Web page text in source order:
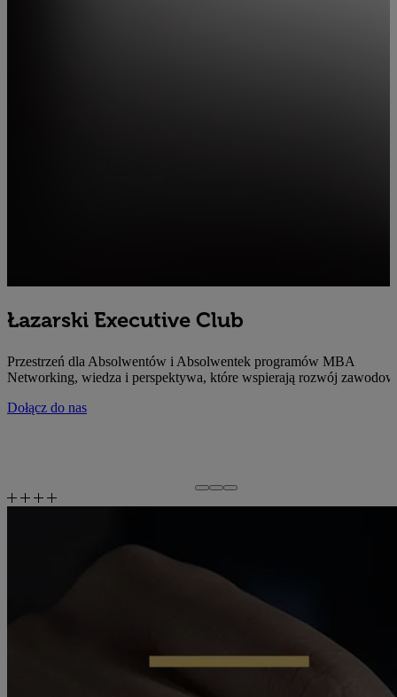
Łazarski Executive Club
Przestrzeń dla Absolwentów i Absolwentek programów MBA
Networking, wiedza i perspektywa, które wspierają rozwój
Dołącz do nas